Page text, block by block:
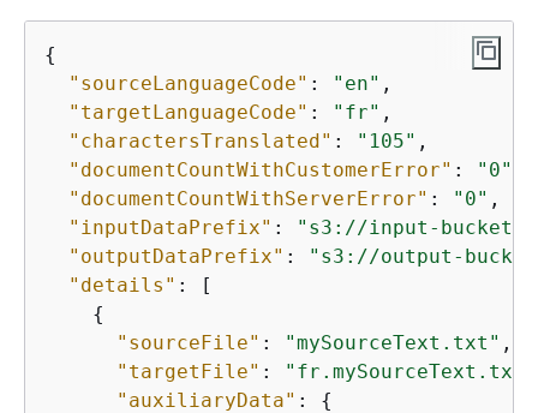
{
"sourceLanguageCode" : "en" ,
"targetLanguageCode" : "fr" ,
"charactersTranslated" : "105" ,
"documentCountWithCustomerError" : "0"
"documentCountWithServerError" : "0" ,
"inputDataPrefix" :
"s3://input-bucket-
"outputDataPrefix" :
"s3://output-bucket-
"details" : [
{
"sourceFile" : "mySourceText.txt" ,
"targetFile" : "fr.mySourceText.txt"
"auxiliaryData" : {